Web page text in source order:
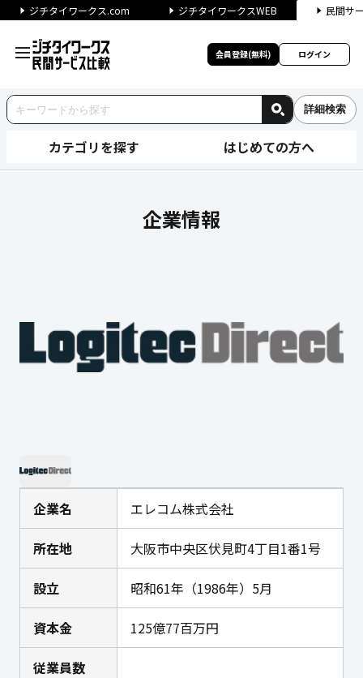
ジチタイワークス.com ジチタイワークスWEB 民間サ
会員登録(無料) ログイン
詳細検索
カテゴリを探す はじめての方へ
企業情報
企業名 エレコム株式会社
所在地 大阪市中央区伏見町4丁目1番1号
設立 昭和61年（1986年）5月
資本金 125億77百万円
従業員数